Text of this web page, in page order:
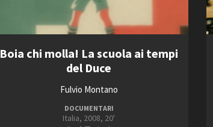
Boia chi molla! La scuola ai tempi
del Duce
Fulvio Montano
DOCUMENTARI
Italia, 2008, 20'